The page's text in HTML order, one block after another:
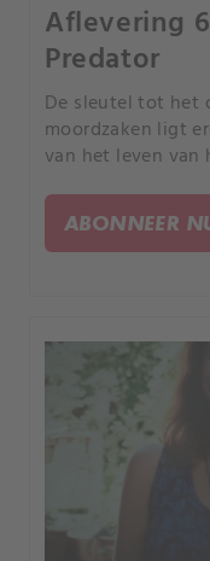
Aflevering
Predator
De sleutel tot het
moordzaken ligt
van het leven van
volgt
reconstrueren in
ABONNEER